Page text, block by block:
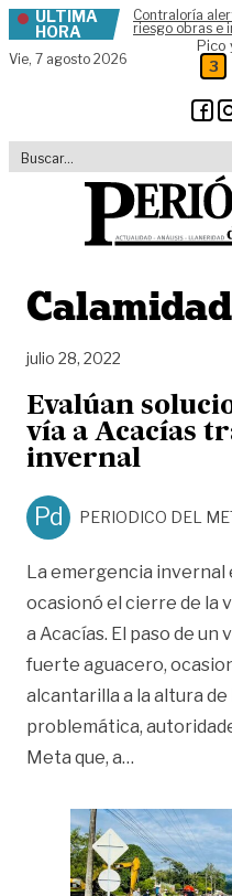
Skip to content
ÚLTIMA
HORA
Contraloría
riesgo obras e
Vie, 7 agosto 2026
Pico
3
Calamidad
julio 28, 2022
Evalúan
vía a Acacías
invernal
Pd PERIODICO DEL
La emergencia invernal
ocasionó el cierre de la
a Acacías. El paso de un
fuerte aguacero,
alcantarilla a la altura
problemática,
Meta que, a…